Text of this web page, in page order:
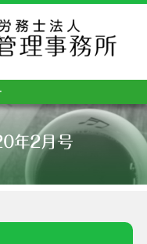
年2月号